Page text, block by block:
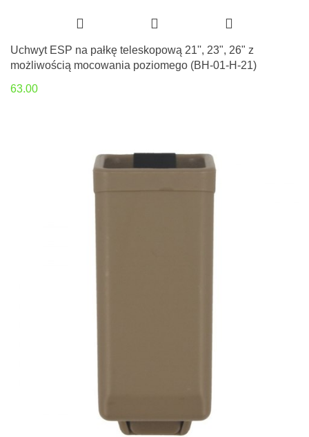
Uchwyt ESP na pałkę teleskopową 21'', 23", 26" z
możliwością mocowania poziomego (BH-01-H-21)
63.00